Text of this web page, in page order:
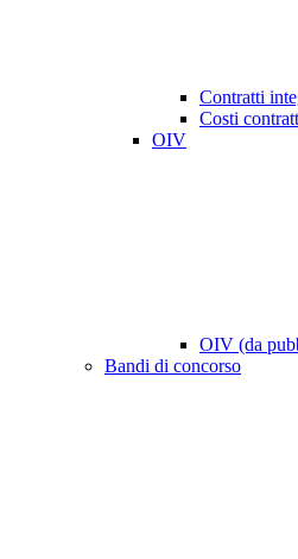
Contratti
Costi
OIV
OIV (da
Bandi di concorso